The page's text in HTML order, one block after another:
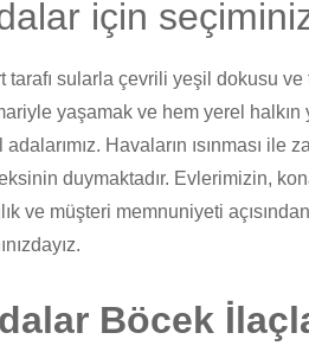
için
tarafı sularla çevrili yeşil dokusu
yaşamak ve hem yerel halkın
adalarımız. Havaların ısınması
duymaktadır. Evlerimizin,
ve müşteri memnuniyeti
Böcek